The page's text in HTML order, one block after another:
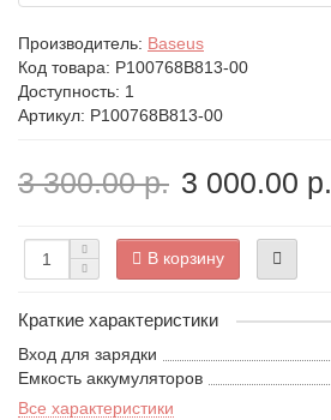
Производитель: Baseus
Код товара: P100768B813-00
Доступность: 1
Артикул: P100768B813-00
3 300.00 р. 3 000.00 р.
В корзину
Краткие характеристики
Вход для зарядки
Емкость аккумуляторов
Все характеристики